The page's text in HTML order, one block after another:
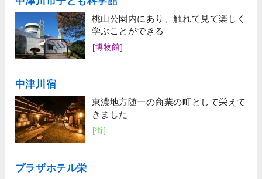
桃山公園内にあり、触れて見て楽しく
学ぶことができる
[博物館]
中津川宿
東濃地方随一の商業の町として栄えて
きました
[街]
プラザホテル栄